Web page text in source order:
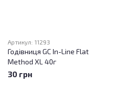
Артикул: 11293
Годівниця GC In-Line Flat
Method XL 40г
30 грн